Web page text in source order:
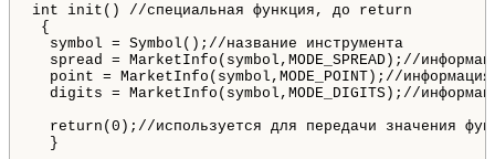
int init() //специальная функция, до return
{
  symbol = Symbol();//название инструмента
spread = MarketInfo(symbol,MODE_SPREAD);//
point = MarketInfo(symbol,MODE_POINT);//
digits = MarketInfo(symbol,MODE_DIGITS);//
return(0);//используется для передачи значения
  }